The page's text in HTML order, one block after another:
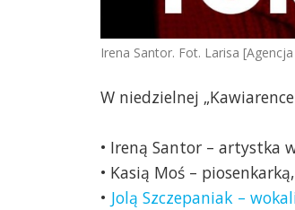
Irena Santor. Fot. Larisa
W niedzielnej
• Ireną Santor – artystka
• Kasią Moś –
• Jolą Szczepaniak –